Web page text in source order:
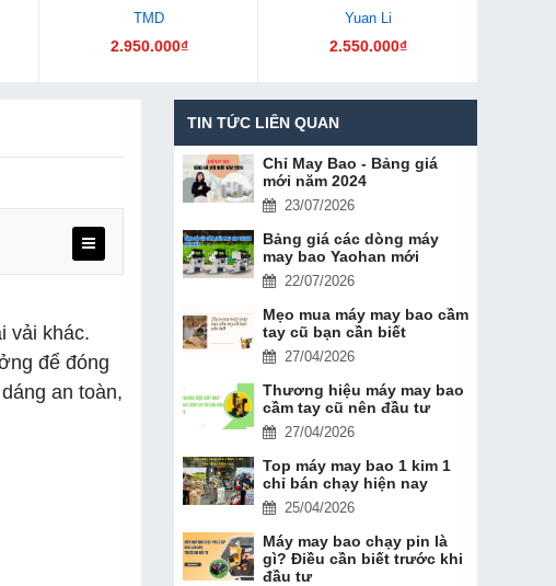
TMD
2.950.000₫
Yuan Li
2.550.000₫
vải khác.
để đóng
an toàn,
TIN TỨC LIÊN QUAN
Chỉ May Bao - Bảng giá
mới năm 2024
23/07/2026
Bảng giá các dòng máy
may bao Yaohan mới
22/07/2026
Mẹo mua máy may bao cầm
tay cũ bạn cần biết
27/04/2026
Thương hiệu máy may bao
cầm tay cũ nên đầu tư
27/04/2026
Top máy may bao 1 kim 1
chỉ bán chạy hiện nay
25/04/2026
Máy may bao chạy pin là
gì? Điều cần biết trước khi
đầu tư